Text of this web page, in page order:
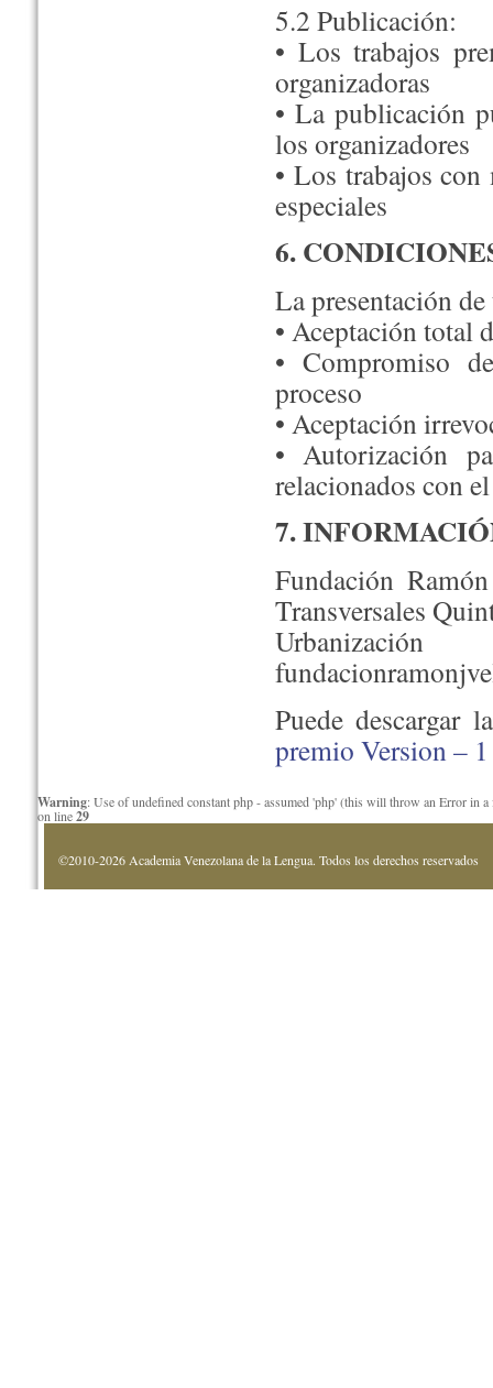
5.2 Publicación:
• Los trabajos
organizadoras
• La publicación
los organizadores
• Los trabajos
especiales
6.
La presentación
• Aceptación total
• Compromiso
proceso
• Aceptación
• Autorización
relacionados con
7.
Fundación
Transversales
Puede descargar
premio Version –
Warning: Use of undefined constant php - assumed 'php' (this will throw an Error in
on line29
©2010-2026 Academia Venezolana de la Lengua. Todos los derechos reservados